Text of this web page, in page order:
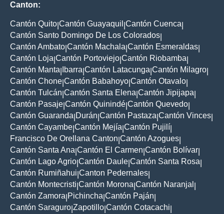
Canton:
Cantón Quito Cantón Guayaquil Cantón Cuenca
Cantón Santo Domingo De Los Colorados
Cantón Ambato Cantón Machala Cantón Esmeraldas
Cantón Loja Cantón Portoviejo Cantón Riobamba
Cantón Manta
Ibarra Cantón Latacunga Cantón Milagro
Cantón Chone Cantón Babahoyo Cantón Otavalo
Cantón Tulcán Cantón Santa Elena Cantón Jipijapa
Cantón Pasaje Cantón Quinindé Cantón Quevedo
Cantón Guaranda Durán Cantón Pastaza Cantón Vinces
Cantón Cayambe Cantón Mejía Cantón Pujilí
Francisco De Orellana Canton Cantón Azogues
Cantón Santa Ana Cantón El Carmen Cantón Bolívar
Cantón Lago Agrio Cantón Daule Cantón Santa Rosa
Cantón Rumiñahui Canton Pedernales
Cantón Montecristi Cantón Morona Cantón Naranjal
Cantón Zamora Pichincha Cantón Paján
Cantón Saraguro Zapotillo Cantón Cotacachi